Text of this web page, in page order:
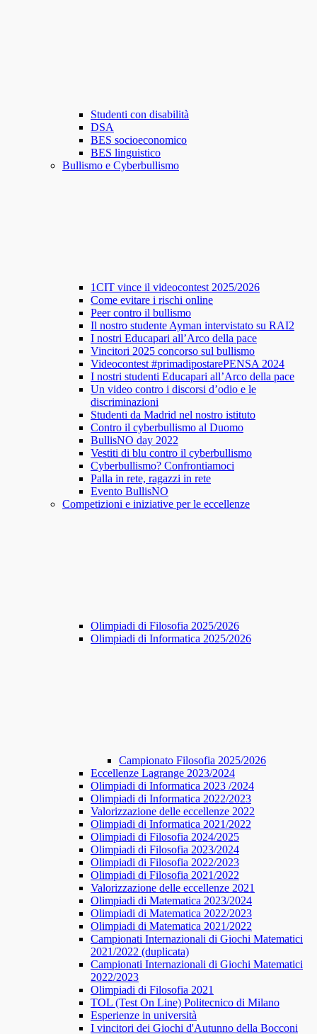
Studenti con disabilità
DSA
BES socioeconomico
BES linguistico
Bullismo e Cyberbullismo
1CIT vince il videocontest 2025/2026
Come evitare i rischi online
Peer contro il bullismo
Il nostro studente Ayman intervistato su RAI2
I nostri Educapari all’Arco della pace
Vincitori 2025 concorso sul bullismo
Videocontest #primadipostarePENSA 2024
I nostri studenti Educapari all’Arco della pace
Un video contro i discorsi d’odio e le
discriminazioni
Studenti da Madrid nel nostro istituto
Contro il cyberbullismo al Duomo
BullisNO day 2022
Vestiti di blu contro il cyberbullismo
Cyberbullismo? Confrontiamoci
Palla in rete, ragazzi in rete
Evento BullisNO
Competizioni e iniziative per le eccellenze
Olimpiadi di Filosofia 2025/2026
Olimpiadi di Informatica 2025/2026
Campionato Filosofia 2025/2026
​​Eccellenze Lagrange 2023/2024
Olimpiadi di Informatica 2023 /2024
Olimpiadi di Informatica 2022/2023
Valorizzazione delle eccellenze 2022
Olimpiadi di Informatica 2021/2022
Olimpiadi di Filosofia 2024/2025
Olimpiadi di Filosofia 2023/2024
Olimpiadi di Filosofia 2022/2023
Olimpiadi di Filosofia 2021/2022
Valorizzazione delle eccellenze 2021
Olimpiadi di Matematica 2023/2024
Olimpiadi di Matematica 2022/2023
Olimpiadi di Matematica 2021/2022
Campionati Internazionali di Giochi Matematici
2021/2022 (duplicata)
Campionati Internazionali di Giochi Matematici
2022/2023
Olimpiadi di Filosofia 2021
TOL (Test On Line) Politecnico di Milano
Esperienze in università
I vincitori dei Giochi d'Autunno della Bocconi